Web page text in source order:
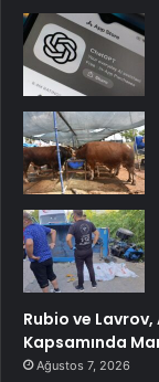
Rubio ve Lavrov,
Kapsamında
Ağustos 7, 2026